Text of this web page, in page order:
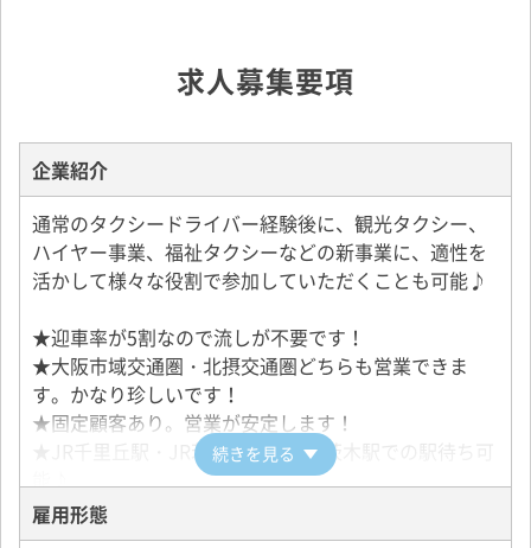
求人募集要項
企業紹介
通常のタクシードライバー経験後に、観光タクシー、
ハイヤー事業、福祉タクシーなどの新事業に、適性を
活かして様々な役割で参加していただくことも可能♪
★迎車率が5割なので流しが不要です！
★大阪市域交通圏・北摂交通圏どちらも営業できま
す。かなり珍しいです！
★固定顧客あり。営業が安定します！
★JR千里丘駅・JR茨木駅・阪急南茨木駅での駅待ち可
続きを見る
雇用形態